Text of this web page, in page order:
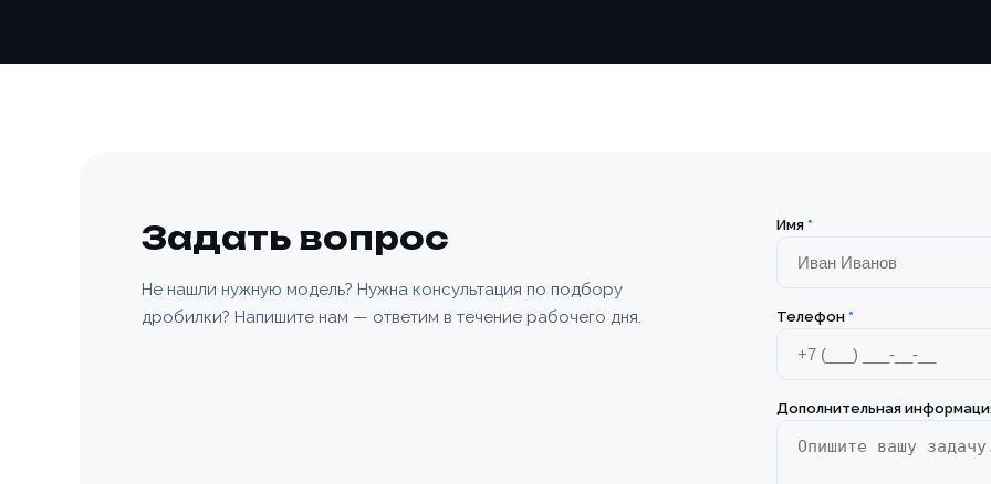
Задать вопрос
Не нашли нужную модель? Нужна консультация по подбору
дробилки? Напишите нам — ответим в течение рабочего дня.
Имя *
Телефон *
Дополнительная